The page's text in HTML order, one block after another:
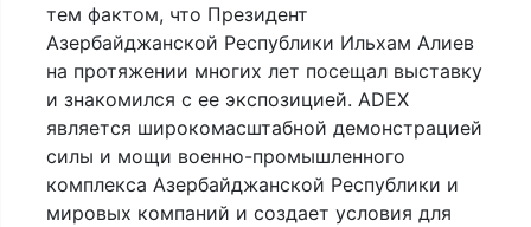
тем фактом, что Президент
Азербайджанской Республики Ильхам Алиев
на протяжении многих лет посещал выставку
и знакомился с ее экспозицией. ADEX
является широкомасштабной демонстрацией
силы и мощи военно-промышленного
комплекса Азербайджанской Республики и
мировых компаний и создает условия для